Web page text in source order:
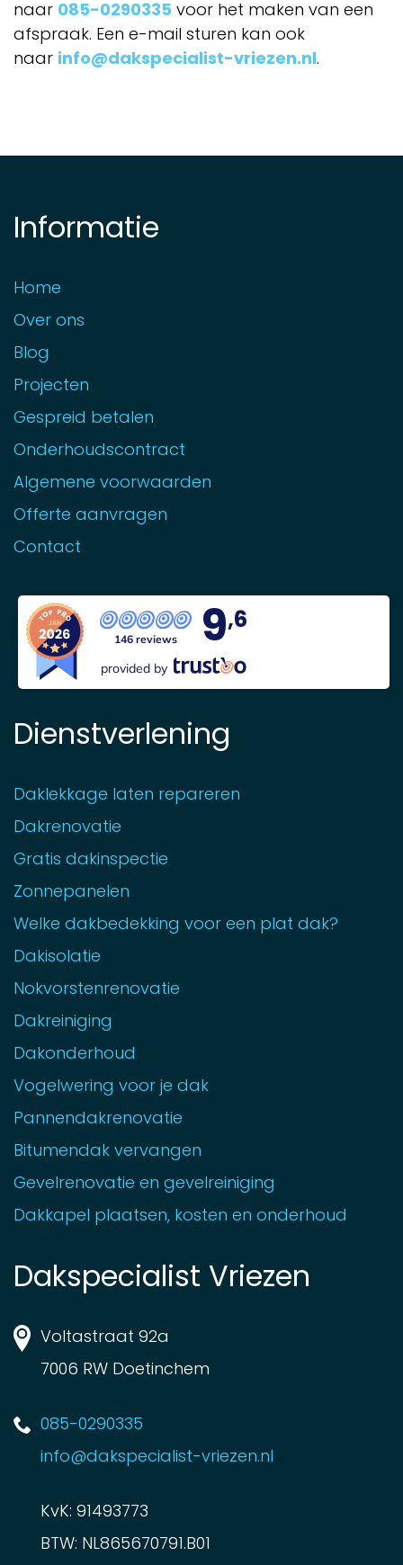
naar 085-0290335 voor het maken van een
afspraak. Een e-mail sturen kan ook
naar info@dakspecialist-vriezen.nl.
Informatie
Home
Over ons
Blog
Projecten
Gespreid betalen
Onderhoudscontract
Algemene voorwaarden
Offerte aanvragen
Contact
146 reviews 9,6
provided by
Dienstverlening
Daklekkage laten repareren
Dakrenovatie
Gratis dakinspectie
Zonnepanelen
Welke dakbedekking voor een plat dak?
Dakisolatie
Nokvorstenrenovatie
Dakreiniging
Dakonderhoud
Vogelwering voor je dak
Pannendakrenovatie
Bitumendak vervangen
Gevelrenovatie en gevelreiniging
Dakkapel plaatsen, kosten en onderhoud
Dakspecialist Vriezen
Voltastraat 92a
7006 RW Doetinchem
085-0290335
info@dakspecialist-vriezen.nl
KvK: 91493773
BTW: NL865670791.B01